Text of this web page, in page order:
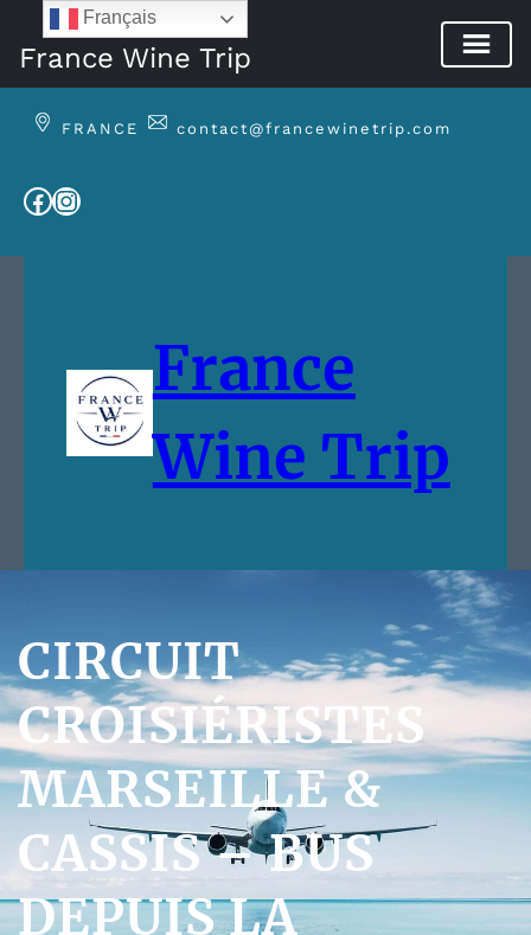
France Wine Trip
FRANCE contact@francewinetrip.com
Facebook
Instagram
France
Wine Trip
CIRCUIT
CROISIÉRISTES
MARSEILLE &
CASSIS – BUS
DEPUIS LA
Français